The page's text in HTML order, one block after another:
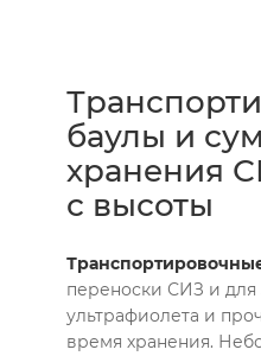
баулы и
хранения
с высоты
переноски СИЗ и для
ультрафиолета и
время хранения.